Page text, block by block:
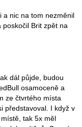
a nic na tom nezměnil
Brit zpět na
dál půjde, budou
osamoceně a
ze čtvrtého místa
představoval. I když v
tak 5x měl